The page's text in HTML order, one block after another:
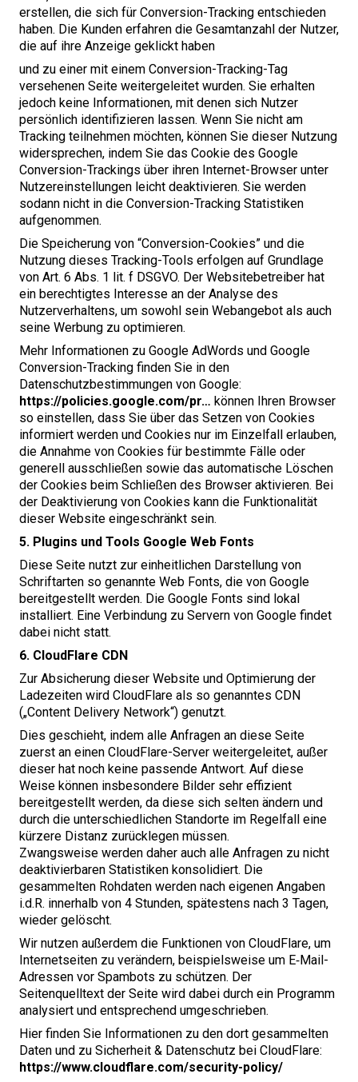
erstellen, die sich für Conversion-Tracking entschieden
haben. Die Kunden erfahren die Gesamtanzahl der Nutzer,
die auf ihre Anzeige geklickt haben
und zu einer mit einem Conversion-Tracking-Tag
versehenen Seite weitergeleitet wurden. Sie erhalten
jedoch keine Informationen, mit denen sich Nutzer
persönlich identifizieren lassen. Wenn Sie nicht am
Tracking teilnehmen möchten, können Sie dieser Nutzung
widersprechen, indem Sie das Cookie des Google
Conversion-Trackings über ihren Internet-Browser unter
Nutzereinstellungen leicht deaktivieren. Sie werden
sodann nicht in die Conversion-Tracking Statistiken
aufgenommen.
Die Speicherung von ​ “Conversion-Cookies” und die
Nutzung dieses Tracking-Tools erfolgen auf Grundlage
von Art. 6 Abs. 1 lit. f DSGVO. Der Websitebetreiber hat
ein berechtigtes Interesse an der Analyse des
Nutzerverhaltens, um sowohl sein Webangebot als auch
seine Werbung zu optimieren.
Mehr Informationen zu Google AdWords und Google
Conversion-Tracking finden Sie in den
Datenschutzbestimmungen von Google:
https://​poli​cies​.google​.com/pr… können Ihren Browser
so einstellen, dass Sie über das Setzen von Cookies
informiert werden und Cookies nur im Einzelfall erlauben,
die Annahme von Cookies für bestimmte Fälle oder
generell ausschließen sowie das automatische Löschen
der Cookies beim Schließen des Browser aktivieren. Bei
der Deaktivierung von Cookies kann die Funktionalität
dieser Website eingeschränkt sein.
5. Plugins und Tools Google Web Fonts
Diese Seite nutzt zur einheitlichen Darstellung von
Schriftarten so genannte Web Fonts, die von Google
bereitgestellt werden. Die Google Fonts sind lokal
installiert. Eine Verbindung zu Servern von Google findet
dabei nicht statt.
6. CloudFlare CDN
Zur Absicherung dieser Website und Optimierung der
Ladezeiten wird CloudFlare als so genanntes CDN
(„Content Delivery Network“) genutzt.
Dies geschieht, indem alle Anfragen an diese Seite
zuerst an einen CloudFlare-Server weitergeleitet, außer
dieser hat noch keine passende Antwort. Auf diese
Weise können insbesondere Bilder sehr effizient
bereitgestellt werden, da diese sich selten ändern und
durch die unterschiedlichen Standorte im Regelfall eine
kürzere Distanz zurücklegen müssen.
Zwangsweise werden daher auch alle Anfragen zu nicht
deaktivierbaren Statistiken konsolidiert. Die
gesammelten Rohdaten werden nach eigenen Angaben
i.d.R. innerhalb von 4 Stunden, spätestens nach 3 Tagen,
wieder gelöscht.
Wir nutzen außerdem die Funktionen von CloudFlare, um
Internetseiten zu verändern, beispielsweise um E‑Mail-
Adressen vor Spambots zu schützen. Der
Seitenquelltext der Seite wird dabei durch ein Programm
analysiert und entsprechend umgeschrieben.
Hier finden Sie Informationen zu den dort gesammelten
Daten und zu Sicherheit & Datenschutz bei CloudFlare:
https://​www​.cloud​flare​.com/​s​e​c​u​r​i​t​y​-​p​o​licy/